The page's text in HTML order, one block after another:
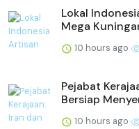
Lokal
Mega
10 hours ago
Pejabat
Bersiap
10 hours ago